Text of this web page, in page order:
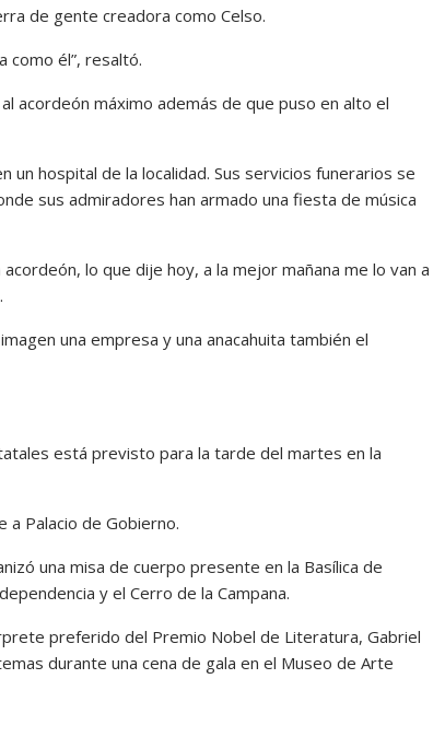
de gente creadora como Celso.
como él”, resaltó.
acordeón máximo además de que puso en alto el
un hospital de la localidad. Sus servicios funerarios se
sus admiradores han armado una fiesta de música
lo que dije hoy, a la mejor mañana me lo van a
una empresa y una anacahuita también el
está previsto para la tarde del martes en la
a Palacio de Gobierno.
una misa de cuerpo presente en la Basílica de
y el Cerro de la Campana.
preferido del Premio Nobel de Literatura, Gabriel
durante una cena de gala en el Museo de Arte